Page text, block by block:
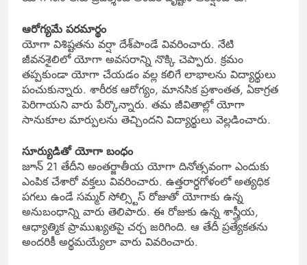
ఆరోగ్యమే పరమార్థం
యోగా విశిష్టతను వర్షా దేశ్‌పాండే వివరించారు. నేటి
జీవనశైలిలో యోగా అవసరాన్ని నొక్కి చెప్పారు. క్రమం
తప్పకుండా యోగా చేయడం వల్ల కలిగే లాభాలను విద్యార్థులు
పంచుకున్నారు. శారీరక ఆరోగ్యం, మానసిక ప్రశాంతత, ఏకాగ్రత
పెరిగాయని వారు పేర్కొన్నారు. తమ జీవితాల్లో యోగా
సానుకూల మార్పులను తెచ్చిందని విద్యార్థులు వెల్లడించారు.
సూర్యుడితో యోగా బంధం
జూన్ 21 తేదీని అంతర్జాతీయ యోగా దినోత్సవంగా ఎందుకు
ఎంపిక చేశారో వక్తలు వివరించారు. ఉత్తరార్ధగోళంలో అత్యధిక
పగలు ఉండే సమ్మర్ సోల్స్టిస్ రోజుతో యోగాకు ఉన్న
అనుబంధాన్ని వారు తెలిపారు. ఈ రోజుకు ఉన్న శాస్త్రీయ,
ఆధ్యాత్మిక ప్రాముఖ్యతపై చర్చ జరిగింది. ఆ తేదీ ప్రత్యేకతను
అందరికీ అర్థమయ్యేలా వారు వివరించారు.